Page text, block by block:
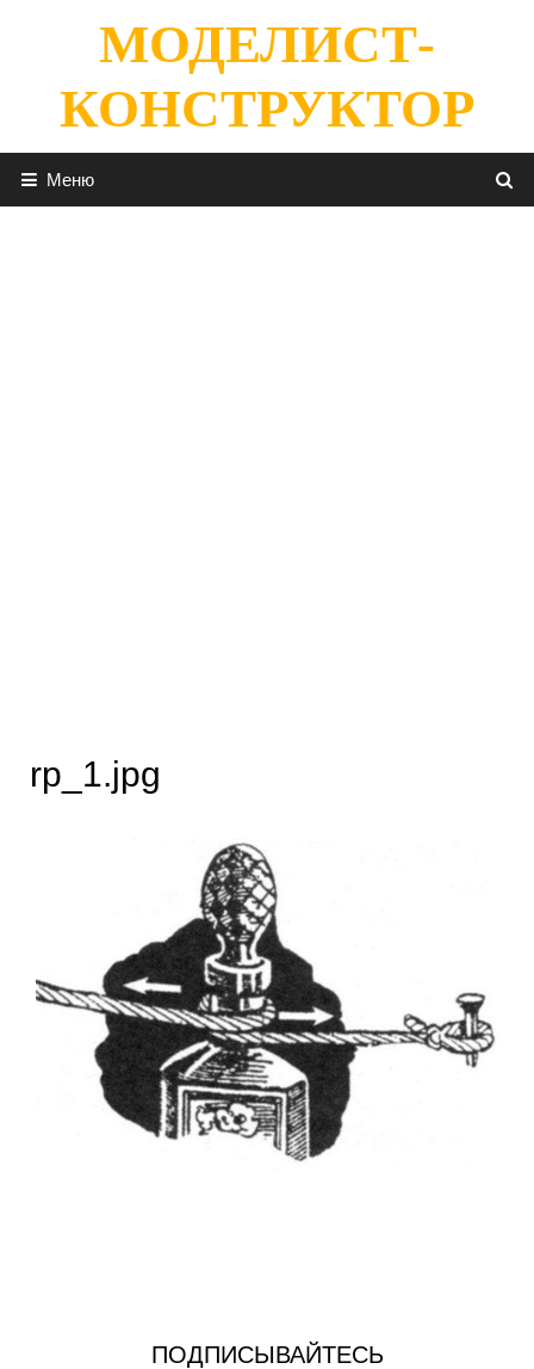
содержимомуМОДЕЛИСТ-
КОНСТРУКТОР
Меню
rp_1.jpg
ПОДПИСЫВАЙТЕСЬ